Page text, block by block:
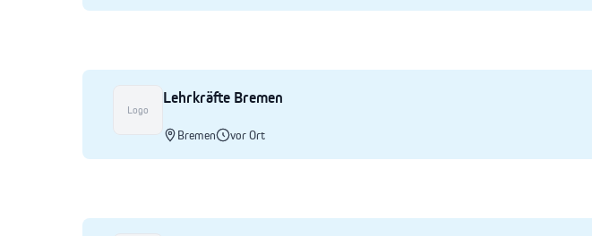
Logo
Lehrkräfte Bremen
Bremen vor Ort